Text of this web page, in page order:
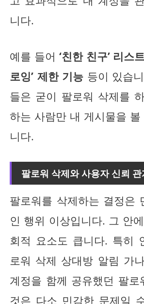
니다.
예를 들어 ‘친한 친구’ 리스
로잉’ 제한 기능 등이 있습
들은 굳이 팔로워 삭제를
하는 사람만 내 게시물을
니다.
팔로워 삭제와 사용자 신뢰 관
팔로워를 삭제하는 결정은
인 행위 이상입니다. 그 안
회적 요소도 큽니다. 특히
로워 삭제 상대방 알림 가
계정을 함께 공유했던 팔로
것은 다소 민감한 문제일